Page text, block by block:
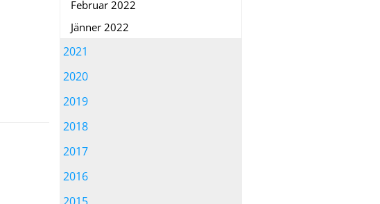
Februar 2022
Jänner 2022
2021
2020
2019
2018
2017
2016